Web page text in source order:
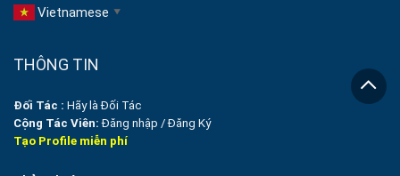
Vietnamese ▼
THÔNG TIN
Đối Tác : Hãy là Đối Tác
Cộng Tác Viên: Đăng nhập /Đăng Ký
Tạo Profile miễn phí